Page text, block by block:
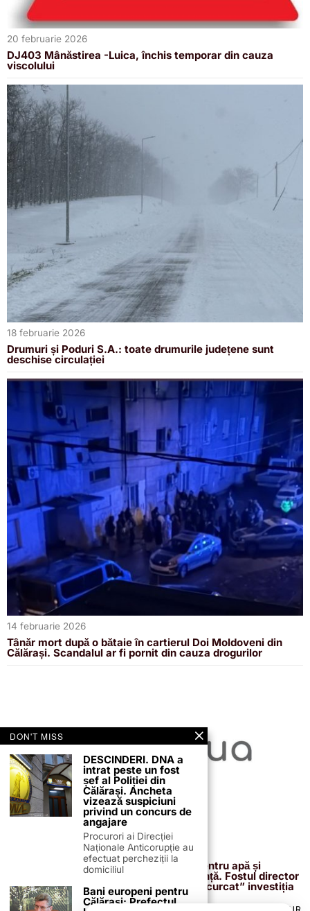
20 februarie 2026
DJ403 Mânăstirea -Luica, închis temporar din cauza
viscolului
18 februarie 2026
Drumuri și Poduri S.A.: toate drumurile județene sunt
deschise circulației
14 februarie 2026
Tânăr mort după o bătaie în cartierul Doi Moldoveni din
Călărași. Scandalul ar fi pornit din cauza drogurilor
13 februarie 2026
Proiectul de 400 de milioane de euro pentru apă și
canalizare, confirmat definitiv de instanță. Fostul director
reacționează după acuzațiile că ar fi „încurcat” investiția
DON'T MISS
DESCINDERI. DNA a
intrat peste un fost
șef al Poliției din
Călărași. Ancheta
vizează suspiciuni
privind un concurs de
angajare
Procurori ai Direcției
Naționale Anticorupție au
efectuat percheziții la
domiciliul
Bani europeni pentru
Călărași: Prefectul